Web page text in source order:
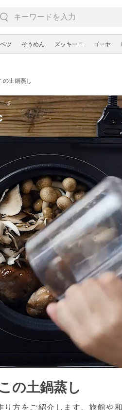
ツ そうめん ズッキーニ ゴーヤ
の土鍋蒸し
の土鍋蒸し
り方をご紹介します。旅館や